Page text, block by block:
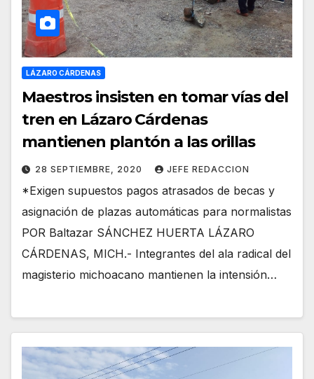
LÁZARO CÁRDENAS
Maestros insisten en tomar vías del
tren en Lázaro Cárdenas
mantienen plantón a las orillas
28 SEPTIEMBRE, 2020 JEFE REDACCION
*Exigen supuestos pagos atrasados de becas y
asignación de plazas automáticas para normalistas
POR Baltazar SÁNCHEZ HUERTA LÁZARO
CÁRDENAS, MICH.- Integrantes del ala radical del
magisterio michoacano mantienen la intensión…